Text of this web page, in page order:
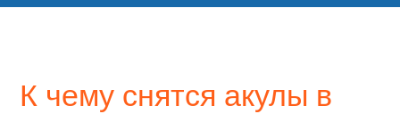
К чему снятся акулы в